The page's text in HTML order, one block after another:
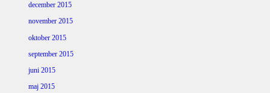
december 2015
november 2015
oktober 2015
september 2015
juni 2015
maj 2015